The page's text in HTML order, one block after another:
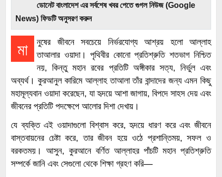
ডোনেট বাংলাদেশ এর সর্বশেষ খবর পেতে গুগল নিউজ (Google
News) ফিডটি অনুসরণ করুন
মা
নুষের জীবনে সবচেয়ে নির্ভরযোগ্য আশ্রয় হলো আল্লাহ
তাআলার ওয়াদা। পৃথিবীর কোনো প্রতিশ্রুতি শতভাগ নিশ্চিত
নয়, কিন্তু মহান রবের প্রতিটি অঙ্গীকার সত্য, নির্ভুল এবং
অব্যর্থ। কুরআনুল কারিমে আল্লাহ তাআলা তাঁর বান্দাদের জন্য এমন কিছু
মহামূল্যবান ওয়াদা করেছেন, যা হৃদয়ে আশা জাগায়, বিপদে সাহস দেয় এবং
জীবনের প্রতিটি পদক্ষেপে আলোর দিশা দেখায়।
যে ব্যক্তি এই ওয়াদাগুলো বিশ্বাস করে, হৃদয়ে ধারণ করে এবং জীবনে
বাস্তবায়নের চেষ্টা করে, তার জীবন হয়ে ওঠে প্রশান্তিময়, সফল ও
বরকতময়। আসুন, কুরআনে বর্ণিত আল্লাহর পাঁচটি মহান প্রতিশ্রুতি
সম্পর্কে জানি এবং সেগুলো থেকে শিক্ষা গ্রহণ করি—